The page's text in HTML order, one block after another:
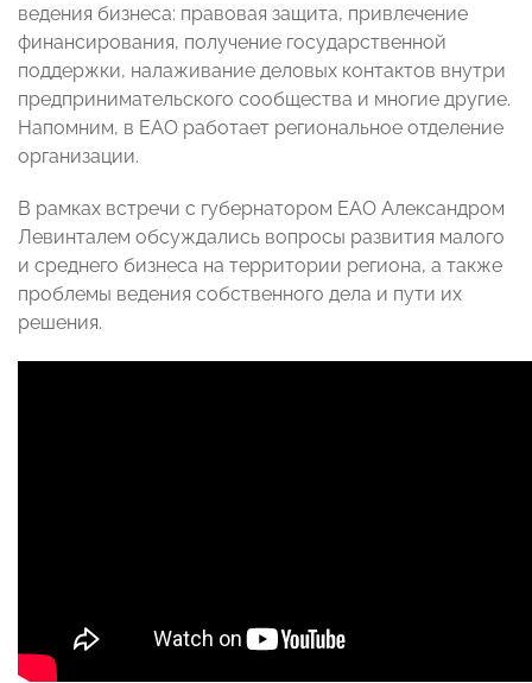
ведения бизнеса: правовая защита, привлечение
финансирования, получение государственной
поддержки, налаживание деловых контактов внутри
предпринимательского сообщества и многие другие.
Напомним, в ЕАО работает региональное отделение
организации.
В рамках встречи с губернатором ЕАО Александром
Левинталем обсуждались вопросы развития малого
и среднего бизнеса на территории региона, а также
проблемы ведения собственного дела и пути их
решения.